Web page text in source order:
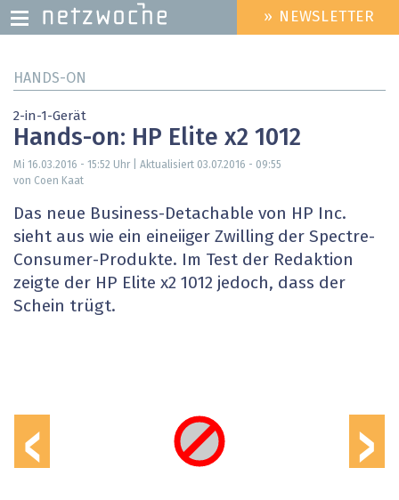
zum
HEADER
MENU
» NEWSLETTER
HANDS-ON
2-in-1-Gerät
Hands-on: HP Elite x2 1012
Mi 16.03.2016 - 15:52 Uhr | Aktualisiert 03.07.2016 - 09:55
von Coen Kaat
Das neue Business-Detachable von HP Inc.
sieht aus wie ein eineiiger Zwilling der Spectre-
Consumer-Produkte. Im Test der Redaktion
zeigte der HP Elite x2 1012 jedoch, dass der
Schein trügt.
‹ ›